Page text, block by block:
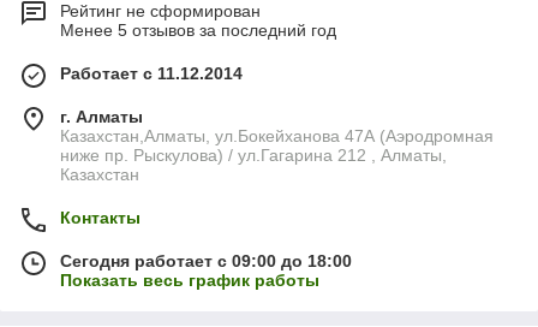
Рейтинг не сформирован
Менее 5 отзывов за последний год
Работает с 11.12.2014
г. Алматы
Казахстан,Алматы, ул.Бокейханова 47А (Аэродромная
ниже пр. Рыскулова) / ул.Гагарина 212 , Алматы,
Казахстан
Контакты
Сегодня работает с 09:00 до 18:00
Показать весь график работы